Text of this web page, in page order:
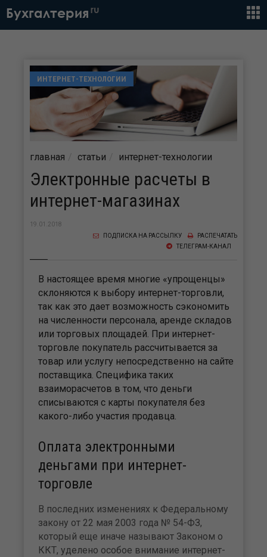
Бухгалтерия ru
ИНТЕРНЕТ-ТЕХНОЛОГИИ
главная статьи интернет-технологии
Электронные расчеты в
интернет-магазинах
19.01.2018
РАСПЕЧАТАТЬ
ПОДПИСКА НА РАССЫЛКУ
ТЕЛЕГРАМ-КАНАЛ
В настоящее время многие «упрощенцы»
склоняются к выбору интернет-торговли,
так как это дает возможность сэкономить
на численности персонала, аренде складов
или торговых площадей. При интернет-
торговле покупатель рассчитывается за
товар или услугу непосредственно на сайте
поставщика. Специфика таких
взаиморасчетов в том, что деньги
списываются с карты покупателя без
какого-либо участия продавца.
Оплата электронными
деньгами при интернет-
торговле
В последних изменениях к Федеральному
закону от 22 мая 2003 года № 54-ФЗ,
который еще иначе называют Законом о
ККТ, уделено особое внимание интернет-